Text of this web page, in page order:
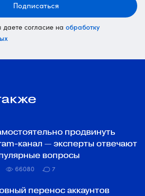
Подписаться
согласие на обработку
продвинуть
канал — эксперты отвечают
вопросы
66080 7
перенос аккаунтов